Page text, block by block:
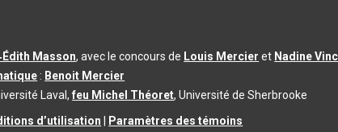
Masson, avec le concours de Louis Mercier et Nadine
: Benoit Mercier
Laval,feu Michel Théoret, Université de Sherbrooke
d’utilisation
Paramètres des témoins